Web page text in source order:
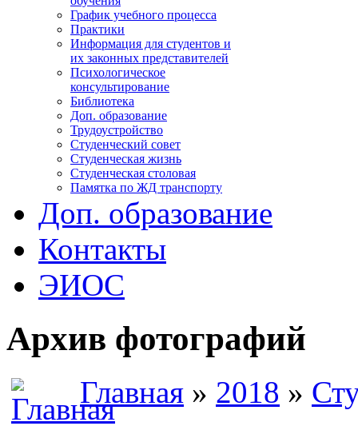
График учебного процесса
Практики
Информация для студентов и
их законных представителей
Психологическое
консультирование
Библиотека
Доп. образование
Трудоустройство
Студенческий совет
Студенческая жизнь
Студенческая столовая
Памятка по ЖД транспорту
Доп. образование
Контакты
ЭИОС
Архив фотографий
Главная » 2018 »